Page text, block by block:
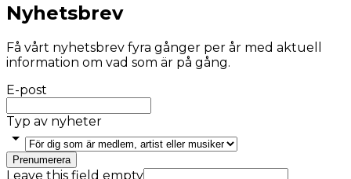
Nyhetsbrev
Få vårt nyhetsbrev fyra gånger per år med aktuell
information om vad som är på gång.
E-post
Typ av nyheter
Prenumerera
Leave this field empty